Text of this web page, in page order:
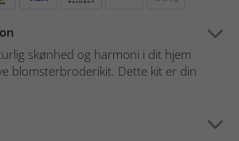
skønhed og harmoni i dit hjem
blomsterbroderikit. Dette kit er din